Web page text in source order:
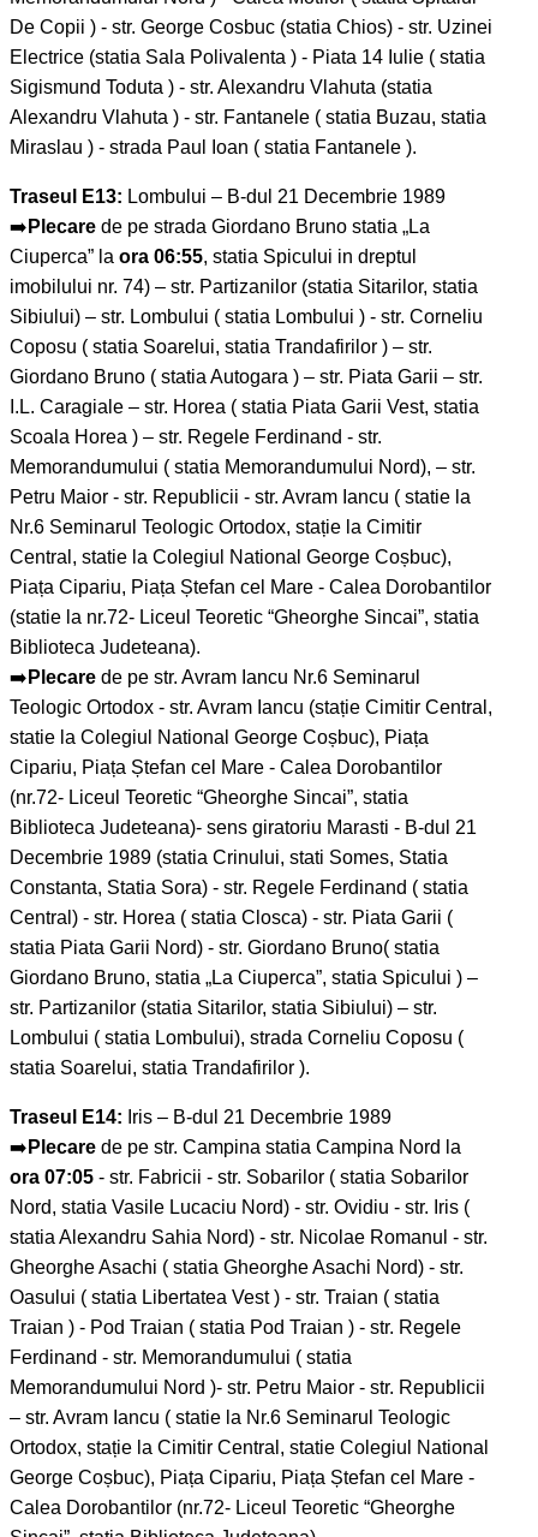
De Copii ) - str. George Cosbuc (statia Chios) - str. Uzinei
Electrice (statia Sala Polivalenta ) - Piata 14 Iulie ( statia
Sigismund Toduta ) - str. Alexandru Vlahuta (statia
Alexandru Vlahuta ) - str. Fantanele ( statia Buzau, statia
Miraslau ) - strada Paul Ioan ( statia Fantanele ).
Traseul E13: Lombului – B-dul 21 Decembrie 1989
➡️ Plecare de pe strada Giordano Bruno statia „La
Ciuperca” la ora 06:55, statia Spicului in dreptul
imobilului nr. 74) – str. Partizanilor (statia Sitarilor, statia
Sibiului) – str. Lombului ( statia Lombului ) - str. Corneliu
Coposu ( statia Soarelui, statia Trandafirilor ) – str.
Giordano Bruno ( statia Autogara ) – str. Piata Garii – str.
I.L. Caragiale – str. Horea ( statia Piata Garii Vest, statia
Scoala Horea ) – str. Regele Ferdinand - str.
Memorandumului ( statia Memorandumului Nord), – str.
Petru Maior - str. Republicii - str. Avram Iancu ( statie la
Nr.6 Seminarul Teologic Ortodox, stație la Cimitir
Central, statie la Colegiul National George Coșbuc),
Piața Cipariu, Piața Ștefan cel Mare - Calea Dorobantilor
(statie la nr.72- Liceul Teoretic “Gheorghe Sincai”, statia
Biblioteca Judeteana).
➡️ Plecare de pe str. Avram Iancu Nr.6 Seminarul
Teologic Ortodox - str. Avram Iancu (stație Cimitir Central,
statie la Colegiul National George Coșbuc), Piața
Cipariu, Piața Ștefan cel Mare - Calea Dorobantilor
(nr.72- Liceul Teoretic “Gheorghe Sincai”, statia
Biblioteca Judeteana)- sens giratoriu Marasti - B-dul 21
Decembrie 1989 (statia Crinului, stati Somes, Statia
Constanta, Statia Sora) - str. Regele Ferdinand ( statia
Central) - str. Horea ( statia Closca) - str. Piata Garii (
statia Piata Garii Nord) - str. Giordano Bruno( statia
Giordano Bruno, statia „La Ciuperca”, statia Spicului ) –
str. Partizanilor (statia Sitarilor, statia Sibiului) – str.
Lombului ( statia Lombului), strada Corneliu Coposu (
statia Soarelui, statia Trandafirilor ).
Traseul E14: Iris – B-dul 21 Decembrie 1989
➡️ Plecare de pe str. Campina statia Campina Nord la
ora 07:05 - str. Fabricii - str. Sobarilor ( statia Sobarilor
Nord, statia Vasile Lucaciu Nord) - str. Ovidiu - str. Iris (
statia Alexandru Sahia Nord) - str. Nicolae Romanul - str.
Gheorghe Asachi ( statia Gheorghe Asachi Nord) - str.
Oasului ( statia Libertatea Vest ) - str. Traian ( statia
Traian ) - Pod Traian ( statia Pod Traian ) - str. Regele
Ferdinand - str. Memorandumului ( statia
Memorandumului Nord )- str. Petru Maior - str. Republicii
– str. Avram Iancu ( statie la Nr.6 Seminarul Teologic
Ortodox, stație la Cimitir Central, statie Colegiul National
George Coșbuc), Piața Cipariu, Piața Ștefan cel Mare -
Calea Dorobantilor (nr.72- Liceul Teoretic “Gheorghe